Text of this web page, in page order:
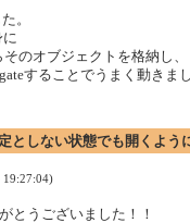
。
のオブジェクトを格納し、
することでうまく動きま
としない状態でも開くよう
とうございました！！